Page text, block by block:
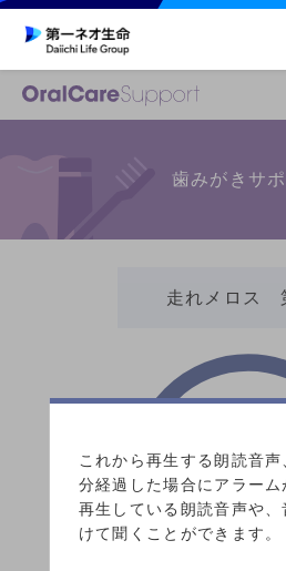
歯みがきサポ
走れメロス
これから再生する朗読音
分経過した場合にアラーム
再生している朗読音声や
けて聞くことができます。